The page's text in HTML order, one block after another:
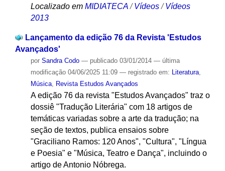
Localizado em MIDIATECA /Vídeos /Vídeos
2013
Lançamento da edição 76 da Revista 'Estudos
Avançados'
por Sandra Codo — publicado03/01/2014 — última
modificação04/06/2025 11:09 — registrado em: Literatura,
Música, Revista Estudos Avançados
A edição 76 da revista "Estudos Avançados" traz o
dossiê "Tradução Literária" com 18 artigos de
temáticas variadas sobre a arte da tradução; na
seção de textos, publica ensaios sobre
"Graciliano Ramos: 120 Anos", "Cultura", "Língua
e Poesia" e "Música, Teatro e Dança", incluindo o
artigo de Antonio Nóbrega.